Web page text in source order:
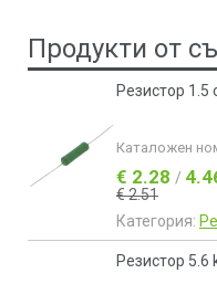
Продукти от
Резистор 1.5
Каталожен
€ 2.28 /
€ 2.51
Категория:
Резистор 5.6